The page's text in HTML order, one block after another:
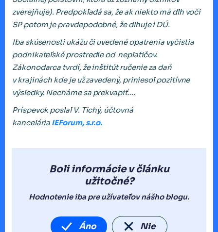
zverejňuje). Predpokladá sa, že ak niekto má dlh voči
SP potom je pravdepodobné, že dlhuje i DÚ.
Iba skúsenosti ukážu či uvedené opatrenia vyčistia
podnikateľské prostredie od neplatičov.
Zákonodarca tvrdí, že inštitút ručenie za daň
v krajinách kde je už zavedený, priniesol pozitívne
výsledky. Necháme sa prekvapiť….
Príspevok poslal V. Tichý, účtovná
kancelária IEForum, s.r.o.
Boli informácie v článku
užitočné?
Hodnotenie iba pre užívateľov nášho blogu.
Áno Nie